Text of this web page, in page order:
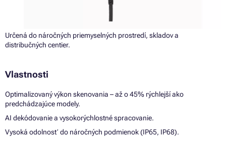
Určená do náročných priemyselných prostredí, skladov a
distribučných centier.
Vlastnosti
Optimalizovaný výkon skenovania – až o 45% rýchlejší ako
predchádzajúce modely.
AI dekódovanie a vysokorýchlostné spracovanie.
Vysoká odolnosť do náročných podmienok (IP65, IP68).